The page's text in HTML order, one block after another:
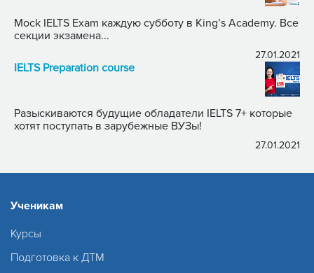
Mock IELTS Exam каждую субботу в King’s Academy. Все
секции экзамена...
27.01.2021
IELTS Preparation course
Разыскиваются будущие обладатели IELTS 7+ которые
хотят поступать в зарубежные ВУЗы!
27.01.2021
Ученикам
Курсы
Подготовка к ДТМ